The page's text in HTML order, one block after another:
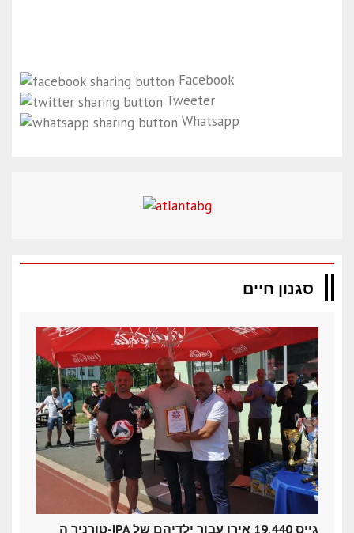
Facebook
Tweeter
Whatsapp
סגנון חיים
טורניר ה-IPA גייס 19,440 אירו עבור ילדיהם של